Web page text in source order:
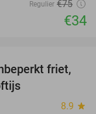
Regulier €75
€34
32%
friet,
8.9 star